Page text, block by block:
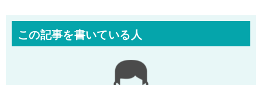
この記事を書いている人